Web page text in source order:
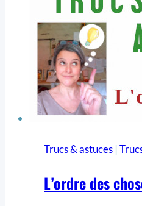
Trucs & astuces |
L’ordre des